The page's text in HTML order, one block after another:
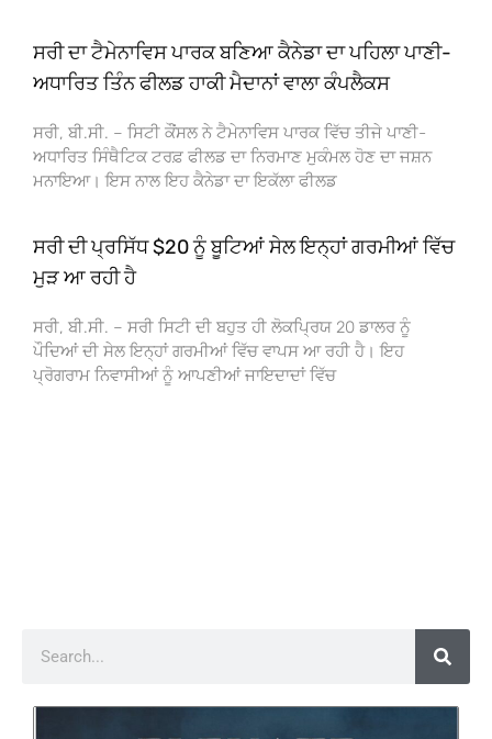
ਸਰੀ ਦਾ ਟੈਮੇਨਾਵਿਸ ਪਾਰਕ ਬਣਿਆ ਕੈਨੇਡਾ ਦਾ ਪਹਿਲਾ ਪਾਣੀ-
ਅਧਾਰਿਤ ਤਿੰਨ ਫੀਲਡ ਹਾਕੀ ਮੈਦਾਨਾਂ ਵਾਲਾ ਕੰਪਲੈਕਸ
ਸਰੀ, ਬੀ.ਸੀ. – ਸਿਟੀ ਕੌਂਸਲ ਨੇ ਟੈਮੇਨਾਵਿਸ ਪਾਰਕ ਵਿੱਚ ਤੀਜੇ ਪਾਣੀ-
ਅਧਾਰਿਤ ਸਿੰਥੈਟਿਕ ਟਰਫ਼ ਫੀਲਡ ਦਾ ਨਿਰਮਾਣ ਮੁਕੰਮਲ ਹੋਣ ਦਾ ਜਸ਼ਨ
ਮਨਾਇਆ। ਇਸ ਨਾਲ ਇਹ ਕੈਨੇਡਾ ਦਾ ਇਕੱਲਾ ਫੀਲਡ
ਸਰੀ ਦੀ ਪ੍ਰਸਿੱਧ $20 ਨੂੰ ਬੂਟਿਆਂ ਸੇਲ ਇਨ੍ਹਾਂ ਗਰਮੀਆਂ ਵਿੱਚ
ਮੁੜ ਆ ਰਹੀ ਹੈ
ਸਰੀ, ਬੀ.ਸੀ. – ਸਰੀ ਸਿਟੀ ਦੀ ਬਹੁਤ ਹੀ ਲੋਕਪ੍ਰਿਯ 20 ਡਾਲਰ ਨੂੰ
ਪੌਦਿਆਂ ਦੀ ਸੇਲ ਇਨ੍ਹਾਂ ਗਰਮੀਆਂ ਵਿੱਚ ਵਾਪਸ ਆ ਰਹੀ ਹੈ। ਇਹ
ਪ੍ਰੋਗਰਾਮ ਨਿਵਾਸੀਆਂ ਨੂੰ ਆਪਣੀਆਂ ਜਾਇਦਾਦਾਂ ਵਿੱਚ